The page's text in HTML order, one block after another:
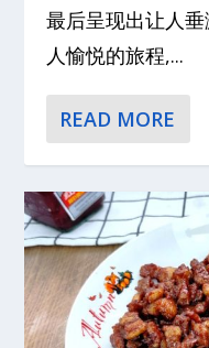
最后呈现出让人
人愉悦的旅程,...
READ MORE